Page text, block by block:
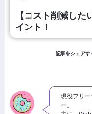
【コスト削減し
イント！
記事をシェアす
現役フリー
ー。